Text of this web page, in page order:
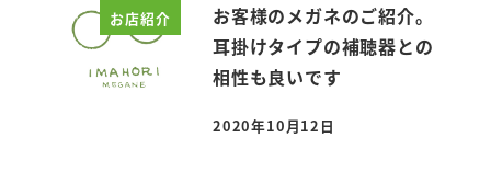
お店紹介
お客様のメガネのご紹介。
耳掛けタイプの補聴器との
相性も良いです
投稿日
2020年10月12日